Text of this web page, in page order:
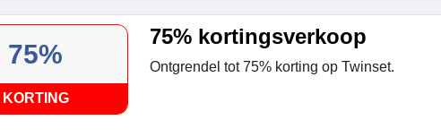
75%
KORTING
75% kortingsverkoop
Ontgrendel tot 75% korting op Twinset.